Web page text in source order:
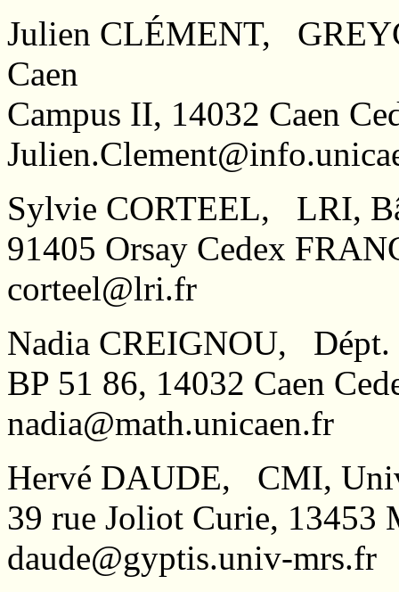
Julien CLÉMENT,
Caen
Campus II, 14032 Caen
Sylvie CORTEEL, LRI,
91405 Orsay Cedex
corteel@lri.fr
Nadia CREIGNOU, Dépt.
BP 51 86, 14032 Caen
nadia@math.unicaen.fr
Hervé DAUDE, CMI,
39 rue Joliot Curie, 13453
daude@gyptis.univ-mrs.fr